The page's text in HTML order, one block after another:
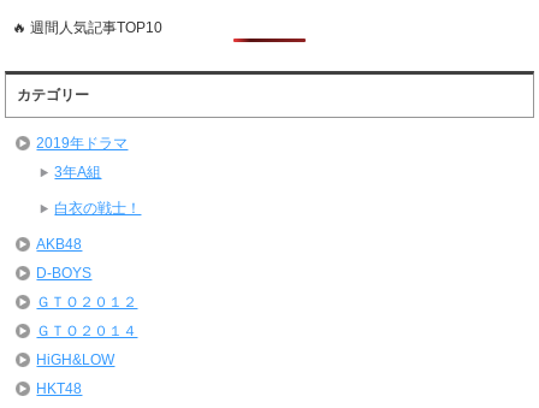
🔥 週間人気記事TOP10
カテゴリー
2019年ドラマ
3年A組
白衣の戦士！
AKB48
D-BOYS
ＧＴＯ２０１２
ＧＴＯ２０１４
HiGH&LOW
HKT48